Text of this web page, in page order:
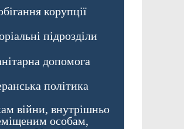
корупції
підрозділи
допомога
політика
війни, внутрішньо
особам,